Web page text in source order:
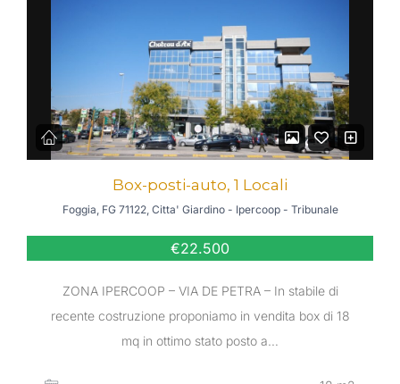
Box-posti-auto, 1 Locali
Foggia, FG 71122, Citta' Giardino - Ipercoop - Tribunale
€22.500
ZONA IPERCOOP – VIA DE PETRA – In stabile di
recente costruzione proponiamo in vendita box di 18
mq in ottimo stato posto a…